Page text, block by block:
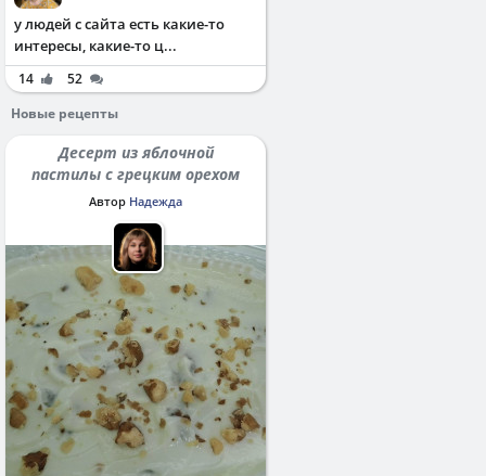
у людей с сайта есть какие-то
интересы, какие-то ц...
14
52
Новые рецепты
Десерт из яблочной
пастилы с грецким орехом
Автор Надежда